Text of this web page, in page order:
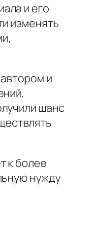
и его
изменять
и
шанс
к более
нужду